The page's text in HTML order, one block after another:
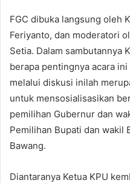
FGC dibuka langsung oleh
Feriyanto, dan moderatori
Setia. Dalam sambutannya
berapa pentingnya acara
melalui diskusi inilah
untuk mensosialisasikan
pemilihan Gubernur dan
Pemilihan Bupati dan wakil
Bawang.
Diantaranya Ketua KPU